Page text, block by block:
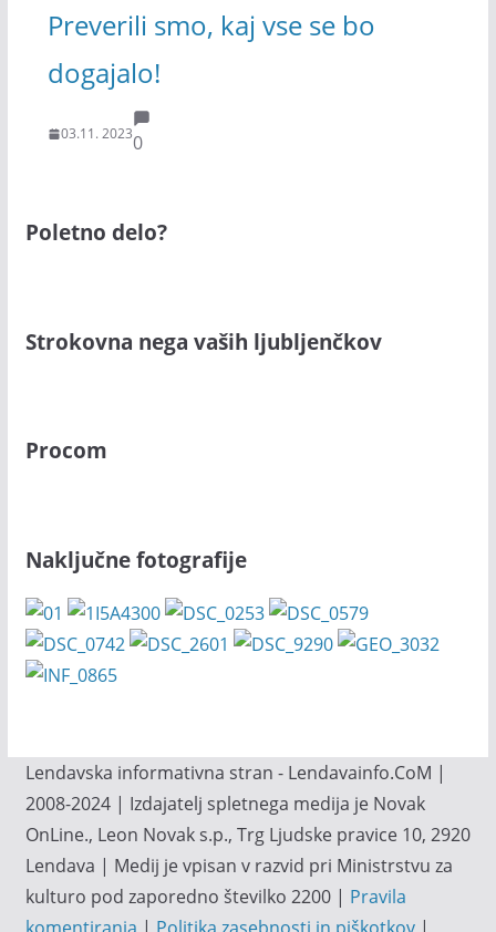
Preverili smo, kaj vse se bo
dogajalo!
03.11. 20230
Poletno delo?
Strokovna nega vaših ljubljenčkov
Procom
Naključne fotografije
Lendavska informativna stran - Lendavainfo.CoM |
2008-2024 | Izdajatelj spletnega medija je Novak
OnLine., Leon Novak s.p., Trg Ljudske pravice 10, 2920
Lendava | Medij je vpisan v razvid pri Ministrstvu za
kulturo pod zaporedno številko 2200 | Pravila